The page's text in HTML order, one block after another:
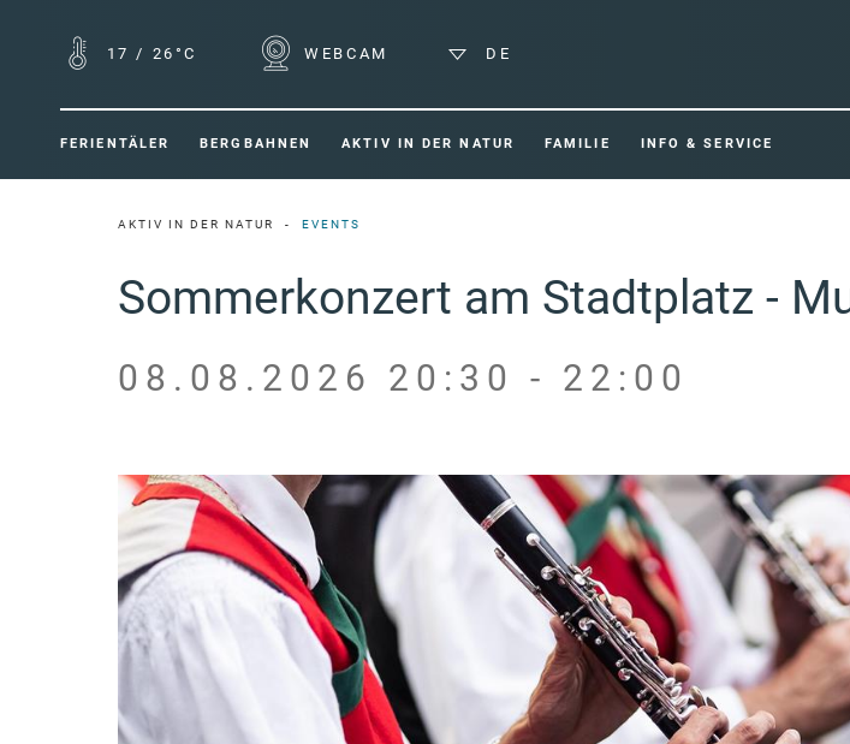
17 / 26°C WEBCAM DE
FERIENTÄLER BERGBAHNEN AKTIV IN DER NATUR FAMILIE INFO & SERVICE
AKTIV IN DER NATUR EVENTS
Sommerkonzert am Stadtplatz -
08.08.2026 20:30 - 22:00